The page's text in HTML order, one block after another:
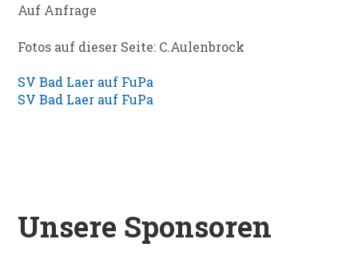
Auf Anfrage
Fotos auf dieser Seite: C.Aulenbrock
SV Bad Laer auf FuPa
SV Bad Laer auf FuPa
Unsere Sponsoren